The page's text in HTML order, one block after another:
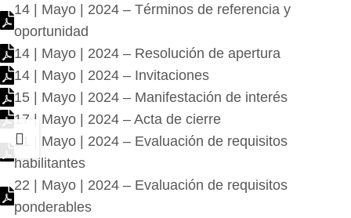
14 | Mayo | 2024 – Términos de referencia y
oportunidad
14 | Mayo | 2024 – Resolución de apertura
14 | Mayo | 2024 – Invitaciones
15 | Mayo | 2024 – Manifestación de interés
17 | Mayo | 2024 – Acta de cierre
21 | Mayo | 2024 – Evaluación de requisitos
habilitantes
22 | Mayo | 2024 – Evaluación de requisitos
ponderables